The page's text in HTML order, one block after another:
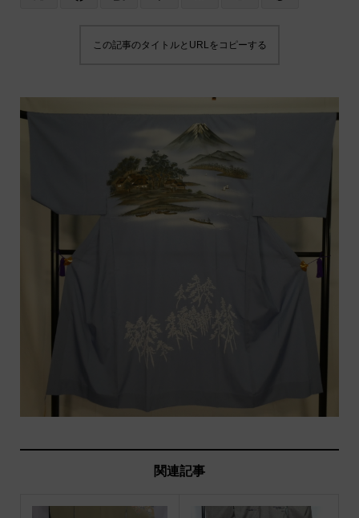
この記事のタイトルとURLをコピーする
関連記事